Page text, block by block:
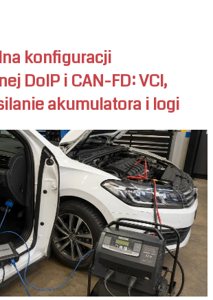
konfiguracji
DoIP i CAN-FD: VCI,
akumulatora i logi